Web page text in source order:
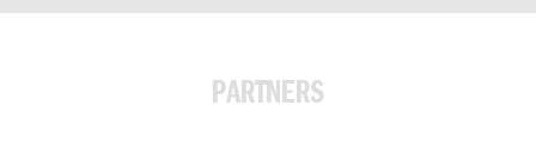
PARTNERS